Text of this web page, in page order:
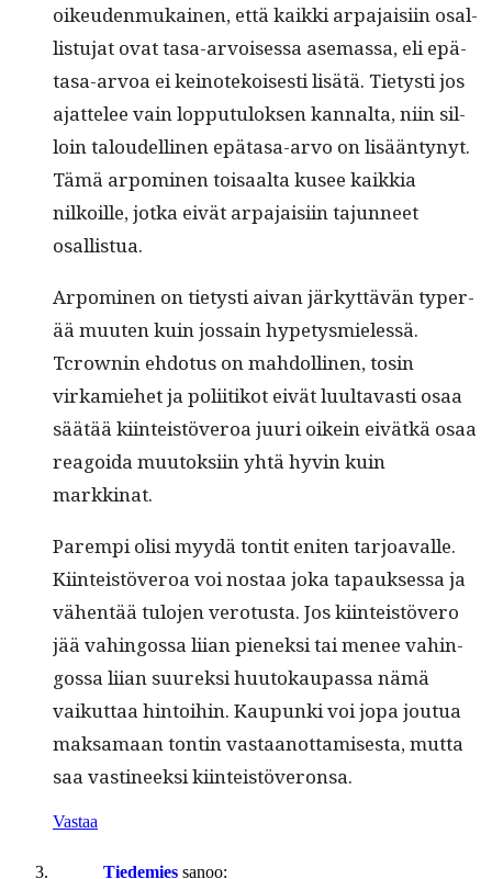
oikeu­den­mukainen, että kaik­ki arpa­jaisi­in osal­
lis­tu­jat ovat tasa-arvoises­sa ase­mas­sa, eli epä­
tasa-arvoa ei keinotekois­es­ti lisätä. Tietysti jos
ajat­telee vain lop­putu­lok­sen kannal­ta, niin sil­
loin taloudelli­nen epä­tasa-arvo on lisään­tynyt.
Tämä arpomi­nen toisaal­ta kusee kaikkia
nilkoille, jot­ka eivät arpa­jaisi­in tajun­neet
osallistua.
Arpomi­nen on tietysti aivan järkyt­tävän type­r­
ää muuten kuin jos­sain hypetys­mielessä.
Tcrown­in ehdo­tus on mah­dolli­nen, tosin
virkamiehet ja poli­itikot eivät luul­tavasti osaa
säätää kiin­teistöveroa juuri oikein eivätkä osaa
reagoi­da muu­tok­si­in yhtä hyvin kuin
markkinat.
Parem­pi olisi myy­dä ton­tit eniten tar­joavalle.
Kiin­teistöveroa voi nos­taa joka tapauk­ses­sa ja
vähen­tää tulo­jen vero­tus­ta. Jos kiin­teistövero
jää vahin­gos­sa liian pienek­si tai menee vahin­
gos­sa liian suurek­si huu­tokau­pas­sa nämä
vaikut­taa hin­toi­hin. Kaupun­ki voi jopa joutua
mak­samaan ton­tin vas­taan­ot­tamis­es­ta, mut­ta
saa vasti­neek­si kiinteistöveronsa.
Vastaa
Tiedemies sanoo: